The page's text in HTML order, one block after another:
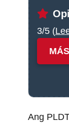
3/5 (
Ang